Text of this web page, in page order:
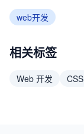
web开发
相关标签
Web 开发 CSS